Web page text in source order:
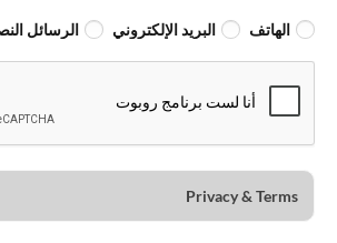
الهاتف البريد الإلكتروني الرسائل
Privacy & Terms